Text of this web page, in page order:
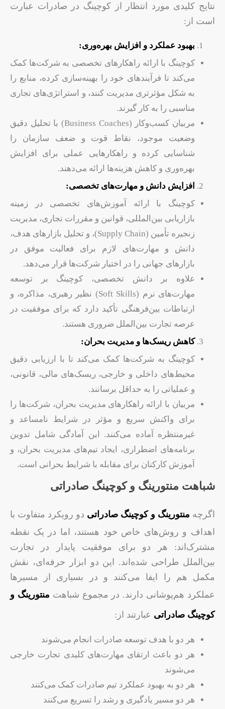
نتایج کلیدی مورد انتظار از کوچینگ در صادرات عبارت
است از:
بهبود عملکرد و افزایش بهره‌وری:
کوچینگ با ارائه راهکارهای تخصصی به شرکت‌ها کمک
می‌کند تا فرآیندهای خود را بهینه‌سازی کرده، منابع را
به شکل مؤثرتری مدیریت کنند، و استراتژی‌های تجاری
مناسبی را به کار گیرند.
مربیان کسب‌وکار (Business Coaches) با تحلیل دقیق
وضعیت موجود، نقاط قوت و ضعف سازمان را
شناسایی کرده و راهکارهایی عملی برای افزایش
بهره‌وری و کاهش هزینه‌ها ارائه می‌دهند.
افزایش دانش و مهارت‌های تخصصی:
کوچینگ با ارائه آموزش‌های تخصصی در زمینه
بازاریابی بین‌المللی، قوانین و مقررات تجاری، مدیریت
زنجیره تأمین (Supply Chain)، و تحلیل بازارهای هدف،
دانش و مهارت‌های لازم برای فعالیت موفق در
بازارهای جهانی را در اختیار شرکت‌ها قرار می‌دهد.
علاوه بر دانش تخصصی، کوچینگ بر توسعه
مهارت‌های نرم (Soft Skills) نظیر رهبری، مذاکره، و
ارتباطات بین‌فرهنگی تأکید دارد که برای موفقیت در
عرصه تجارت بین‌الملل ضروری هستند.
کاهش ریسک‌ها و مدیریت بحران:
کوچینگ به شرکت‌ها کمک می‌کند تا با ارزیابی دقیق
محیط‌های داخلی و خارجی، ریسک‌های مالی، قانونی،
و عملیاتی را به حداقل برسانند.
مربیان با ارائه راهکارهای مدیریت بحران، شرکت‌ها را
برای واکنش سریع و مؤثر در شرایط نامساعد و
غیرمنتظره آماده می‌کنند. این آمادگی شامل تدوین
برنامه‌های اضطراری، ایجاد تیم‌های مدیریت بحران، و
آموزش کارکنان برای مقابله با شرایط بحرانی است.
شباهت منتورینگ و کوچینگ صادراتی
اگرچه منتورینگ و کوچینگ صادراتی دو رویکرد متفاوت با
اهداف و روش‌های خاص خود هستند، اما در یک نقطه
مشترک‌اند: هر دو برای موفقیت پایدار در تجارت
بین‌الملل طراحی شده‌اند. این دو ابزار حرفه‌ای، نقش
مکمل هم را ایفا می‌کنند و در بسیاری از مسیرها
عملکرد هم‌پوشانی دارند. در مجموع شباهت منتورینگ و
کوچینگ صادراتی عبارتند از:
هر دو با هدف توسعه صادرات انجام می‌شوند
هر دو باعث ارتقای مهارت‌های کلیدی تجارت خارجی
می‌شوند
هر دو به بهبود عملکرد تیم صادرات کمک می‌کنند
هر دو مسیر یادگیری و رشد را تسریع می‌کنند